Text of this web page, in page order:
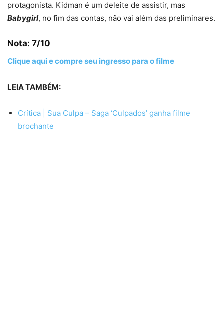
protagonista. Kidman é um deleite de assistir, mas
Babygirl, no fim das contas, não vai além das preliminares.
Nota: 7/10
Clique aqui e compre seu ingresso para o filme
LEIA TAMBÉM:
Crítica | Sua Culpa – Saga ‘Culpados’ ganha filme
brochante